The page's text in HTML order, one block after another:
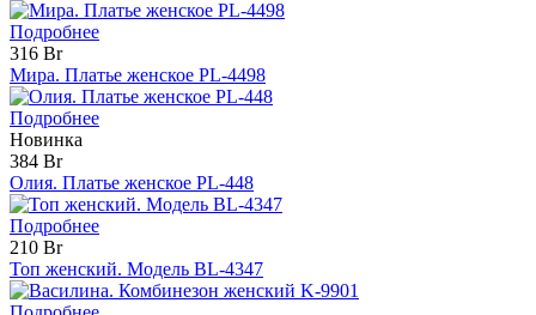
Подробнее
316 Br
Мира. Платье женское PL-4498
Подробнее
Новинка
384 Br
Олия. Платье женское PL-448
Подробнее
210 Br
Топ женский. Модель BL-4347